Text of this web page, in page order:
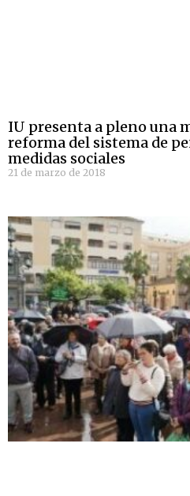
IU presenta a pleno una
reforma del sistema de
medidas sociales
21 de marzo de 2018